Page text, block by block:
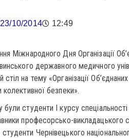
23/10/2014 12:49
Міжнародного Дня Організації
державного медичного
на тему «Організації
колективної безпеки».
студенти І курсу
професорсько-викладацького
Чернівецького